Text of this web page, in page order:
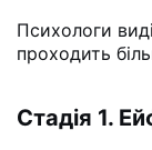
Психологи
проходить
Стадія 1.